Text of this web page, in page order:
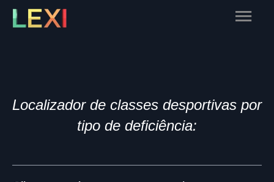
Skip
Main
Localizador de classes desportivas por
tipo de deficiência: